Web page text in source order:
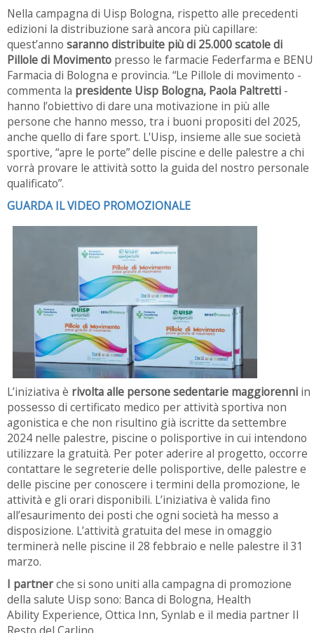
Nella campagna di Uisp Bologna, rispetto alle precedenti
edizioni la distribuzione sarà ancora più capillare:
quest’anno saranno distribuite più di 25.000 scatole di
Pillole di Movimento presso le farmacie Federfarma e BENU
Farmacia di Bologna e provincia. “Le Pillole di movimento -
commenta la presidente Uisp Bologna, Paola Paltretti -
hanno l’obiettivo di dare una motivazione in più alle
persone che hanno messo, tra i buoni propositi del 2025,
anche quello di fare sport. L'Uisp, insieme alle sue società
sportive, “apre le porte” delle piscine e delle palestre a chi
vorrà provare le attività sotto la guida del nostro personale
qualificato”.
GUARDA IL VIDEO PROMOZIONALE
L’iniziativa è rivolta alle persone sedentarie maggiorenni in
possesso di certificato medico per attività sportiva non
agonistica e che non risultino già iscritte da settembre
2024 nelle palestre, piscine o polisportive in cui intendono
utilizzare la gratuità. Per poter aderire al progetto, occorre
contattare le segreterie delle polisportive, delle palestre e
delle piscine per conoscere i termini della promozione, le
attività e gli orari disponibili. L’iniziativa è valida fino
all’esaurimento dei posti che ogni società ha messo a
disposizione. L’attività gratuita del mese in omaggio
terminerà nelle piscine il 28 febbraio e nelle palestre il 31
marzo.
I partnerche si sono uniti alla campagna di promozione
della salute Uisp sono: Banca di Bologna, Health
Ability Experience, Ottica Inn, Synlab e il media partner Il
Resto del Carlino.